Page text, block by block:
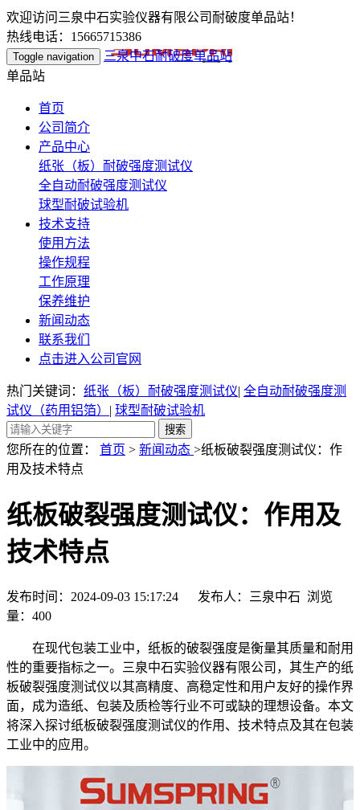
欢迎访问三泉中石实验仪器有限公司耐破度单品站！
热线电话：15665715386
Toggle navigation
三泉中石耐破度单品站
单品站
首页
公司简介
产品中心
纸张（板）耐破强度测试仪
全自动耐破强度测试仪
球型耐破试验机
技术支持
使用方法
操作规程
工作原理
保养维护
新闻动态
联系我们
点击进入公司官网
热门关键词： 纸张（板）耐破强度测试仪| 全自动耐破强度测
试仪（药用铝箔） | 球型耐破试验机
您所在的位置： 首页 > 新闻动态 >纸板破裂强度测试仪：作
用及技术特点
纸板破裂强度测试仪：作用及
技术特点
发布时间：2024-09-03 15:17:24 发布人：三泉中石 浏览
量： 400
在现代包装工业中，纸板的破裂强度是衡量其质量和耐用
性的重要指标之一。三泉中石实验仪器有限公司，其生产的纸
板破裂强度测试仪以其高精度、高稳定性和用户友好的操作界
面，成为造纸、包装及质检等行业不可或缺的理想设备。本文
将深入探讨纸板破裂强度测试仪的作用、技术特点及其在包装
工业中的应用。